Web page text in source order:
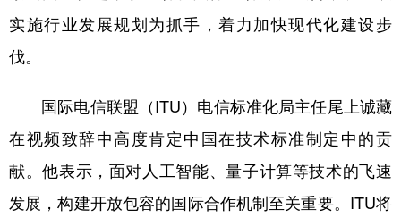
浙江 安徽 福建 江西
四川 贵州 云南 西藏
陕西 甘肃 青海 宁夏
新疆 内蒙古 黑龙江
实施行业发展规划为抓手，着力加快现代化建设步
伐。
国际电信联盟（ITU）电信标准化局主任尾上诚藏
在视频致辞中高度肯定中国在技术标准制定中的贡
献。他表示，面对人工智能、量子计算等技术的飞速
发展，构建开放包容的国际合作机制至关重要。ITU将